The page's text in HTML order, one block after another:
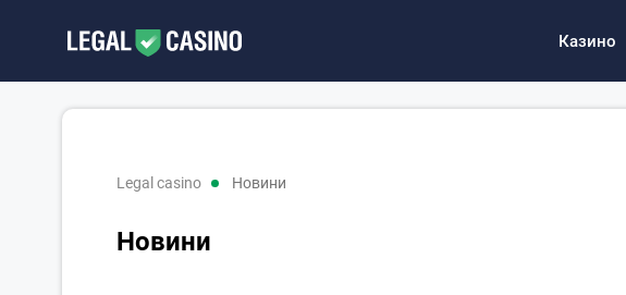
Казино
legal casino Новини
Новини